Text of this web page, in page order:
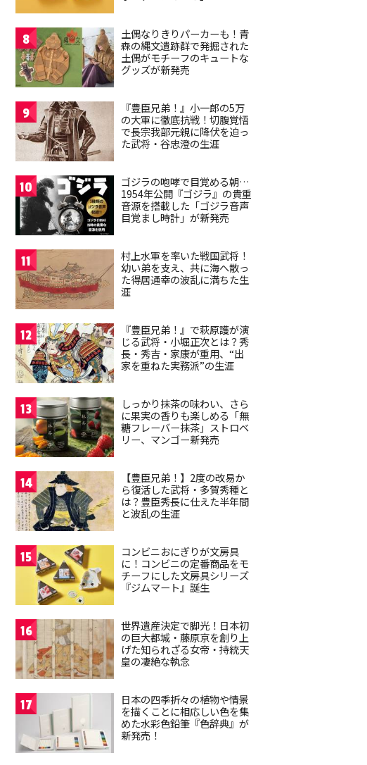
8
土偶なりきりパーカーも！青
森の縄文遺跡群で発掘された
土偶がモチーフのキュートな
グッズが新発売
9
『豊臣兄弟！』小一郎の5万
の大軍に徹底抗戦！切腹覚悟
で長宗我部元親に降伏を迫っ
た武将・谷忠澄の生涯
10
ゴジラの咆哮で目覚める朝…
1954年公開『ゴジラ』の貴重
音源を搭載した「ゴジラ音声
目覚まし時計」が新発売
11
村上水軍を率いた戦国武将！
幼い弟を支え、共に海へ散っ
た得居通幸の波乱に満ちた生
涯
12
『豊臣兄弟！』で萩原護が演
じる武将・小堀正次とは？秀
長・秀吉・家康が重用、“出
家を重ねた実務派”の生涯
13
しっかり抹茶の味わい、さら
に果実の香りも楽しめる「無
糖フレーバー抹茶」ストロベ
リー、マンゴー新発売
14
【豊臣兄弟！】2度の改易か
ら復活した武将・多賀秀種と
は？豊臣秀長に仕えた半年間
と波乱の生涯
15
コンビニおにぎりが文房具
に！コンビニの定番商品をモ
チーフにした文房具シリーズ
『ジムマート』誕生
16
世界遺産決定で脚光！日本初
の巨大都城・藤原京を創り上
げた知られざる女帝・持統天
皇の凄絶な執念
17
日本の四季折々の植物や情景
を描くことに相応しい色を集
めた水彩色鉛筆『色辞典』が
新発売！